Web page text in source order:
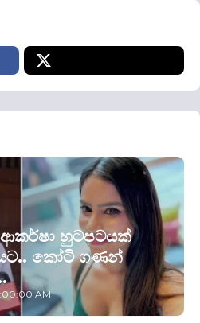
හුටපටයක්
කෝටි ගණන්
AM